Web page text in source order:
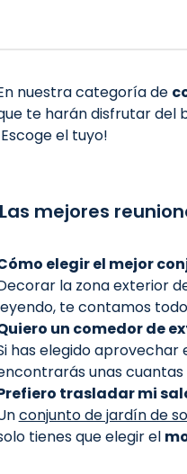
nuestra categoría de
te harán disfrutar del
el tuyo!
mejores
elegir el mejor
la zona exterior
te contamos
un comedor de
has elegido aprovechar
unas
trasladar mi
conjunto de jardín de
tienes que elegir el